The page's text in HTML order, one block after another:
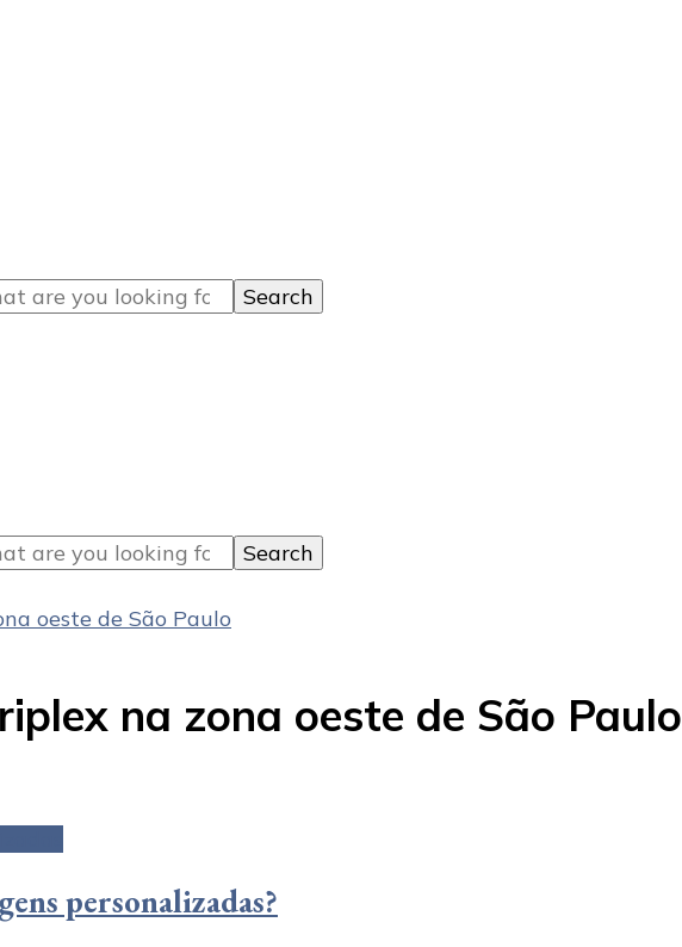
oeste de São Paulo
na zona oeste de São Paulo
personalizadas?